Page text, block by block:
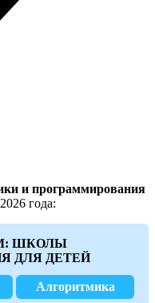
и программирования
года:
ШКОЛЫ
ДЛЯ ДЕТЕЙ
Алгоритмика